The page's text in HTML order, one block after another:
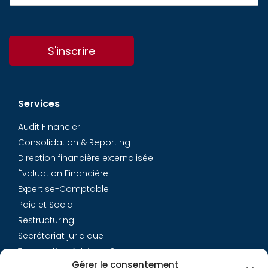
Gérer le consentement
S'inscrire
Services
Audit Financier
Consolidation & Reporting
Direction financière externalisée
Évaluation Financière
Expertise-Comptable
Paie et Social
Restructuring
Secrétariat juridique
Transaction Advisory Services